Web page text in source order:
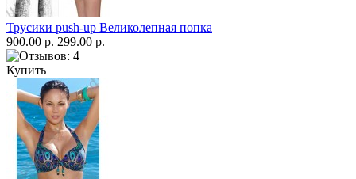
Трусики push-up Великолепная попка
900.00 р. 299.00 р.
Купить